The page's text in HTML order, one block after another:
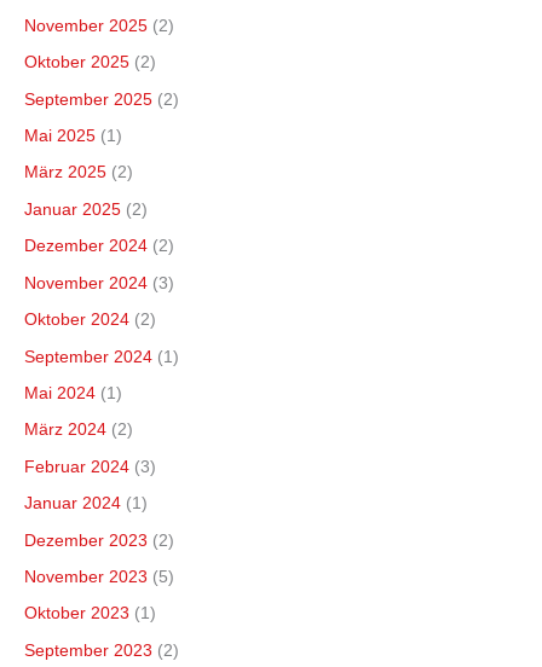
November 2025 (2)
Oktober 2025 (2)
September 2025 (2)
Mai 2025 (1)
März 2025 (2)
Januar 2025 (2)
Dezember 2024 (2)
November 2024 (3)
Oktober 2024 (2)
September 2024 (1)
Mai 2024 (1)
März 2024 (2)
Februar 2024 (3)
Januar 2024 (1)
Dezember 2023 (2)
November 2023 (5)
Oktober 2023 (1)
September 2023 (2)